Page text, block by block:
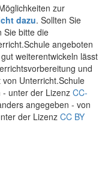
zur
dazu. Sollten Sie
Sie bitte die
angeboten
weiterentwickeln lässt
und
Unterricht.Schule
unter der Lizenz CC-
angegeben - von
der Lizenz CC BY